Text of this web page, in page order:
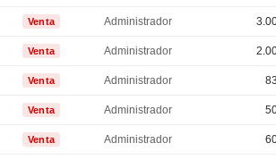
Venta Administrador
Venta Administrador
Venta Administrador
Venta Administrador
Venta Administrador